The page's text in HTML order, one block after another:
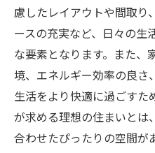
慮したレイアウトや間取り
ースの充実など、日々の生
な要素となります。また、
境、エネルギー効率の良さ
生活をより快適に過ごすた
が求める理想の住まいとは
合わせたぴったりの空間が